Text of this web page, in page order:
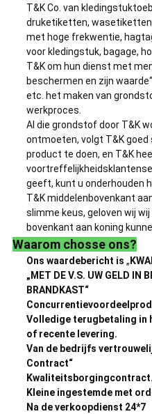
T&K Co. van
druketiketten,
met hoge frekwentie,
voor kledingstuk, bagage,
T&K om hun dienst met
beschermen en zijn
etc. het maken van
werkproces.
Al die grondstof door T&K
ontmoeten, volgt T&K
product te doen, en T&K
geeft, kunt u onderhouden
T&K middelenbovenkant
slimme keus, geloven wij
bovenkant aan koning
Waarom chosse ons?
Ons waardebericht is „
„MET DE V.S. UW GELD IN
BRANDKAST“
Volledige terugbetaling in
of recente levering.
Van de bedrijfs
Contract“
Kwaliteitsborgingcontract.
Kleine ingestemde met
Na de verkoopdienst 24*7